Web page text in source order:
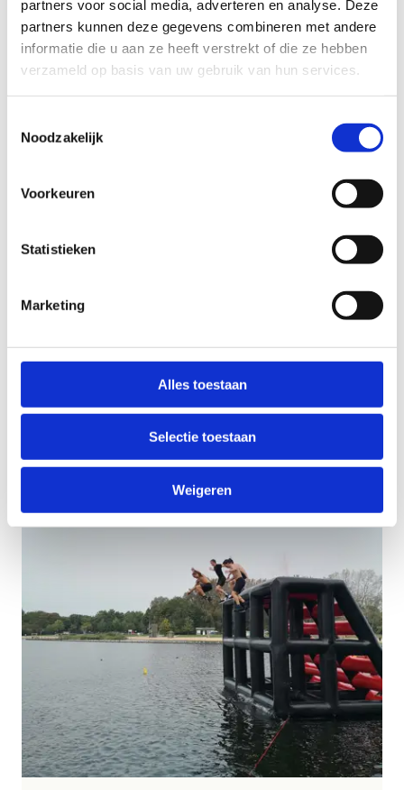
partners voor social media, adverteren en analyse. Deze
partners kunnen deze gegevens combineren met andere
informatie die u aan ze heeft verstrekt of die ze hebben
verzameld op basis van uw gebruik van hun services.
Noodzakelijk
Voorkeuren
Statistieken
Marketing
Alles toestaan
Selectie toestaan
Weigeren
Alle trophy's vinden plaats op
woensdagnamiddag.
Woensdag 22 april 2026: Recreatiepark De
Woensdag 20 mei 2026: Sport Vlaanderen
Recreatiepark Blaarmeersen,
Gent (Oost-
Woensdag 7 oktober 2026: Sport- en
Woensdag 14 oktober 2026: Provinciaal